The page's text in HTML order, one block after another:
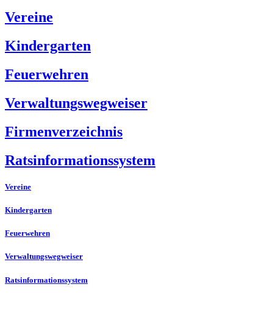
Vereine
Kindergarten
Feuerwehren
Verwaltungswegweiser
Firmenverzeichnis
Ratsinformationssystem
Vereine
Kindergarten
Feuerwehren
Verwaltungswegweiser
Ratsinformationssystem